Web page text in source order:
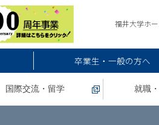
福井大学ホ
卒業生・一般の方へ
国際交流・留学 就職